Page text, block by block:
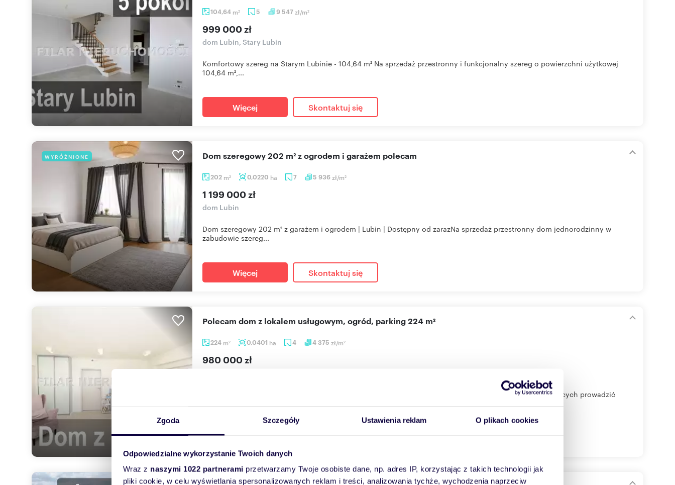
Zgoda Szczegóły Ustawienia reklam O plikach cookies
Odpowiedzialne wykorzystanie Twoich danych
Wraz z naszymi 1022 partnerami przetwarzamy Twoje osobiste dane, np. adres IP, korzystając z takich technologii jak
pliki cookie, w celu wyświetlania spersonalizowanych reklam i treści, analizowania tychże, wychodzenia naprzeciw
104,64 m2 5 9 547zł/m2
999 000 zł
dom Lubin, Stary Lubin
Komfortowy szereg na Starym Lubinie - 104,64 m² Na sprzedaż przestronny i funkcjonalny szereg o powierzchni użytkowej
104,64 m²,...
Więcej Skontaktuj się
WYRÓŻNIONE
202 m2 0,0220 ha 7 5 936zł/m2
Dom szeregowy 202 m² z ogrodem i garażem polecam
1 199 000 zł
dom Lubin
Dom szeregowy 202 m² z garażem i ogrodem | Lubin | Dostępny od zarazNa sprzedaż przestronny dom jednorodzinny w
zabudowie szereg...
Więcej Skontaktuj się
224 m2 0,0401 ha 4 4 375 zł/m2
Polecam dom z lokalem usługowym, ogród, parking 224 m²
980 000 zł
Dom z lokalem usługowym - pow. cał. 224m - os. Ustronie w Lubinie Nieruchomość idealna dla osób chcących prowadzić